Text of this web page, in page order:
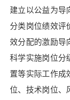
建立以公益为导
分类岗位绩效评
效分配的激励导
科学实施岗位分
置等实际工作成
位、技术岗位、